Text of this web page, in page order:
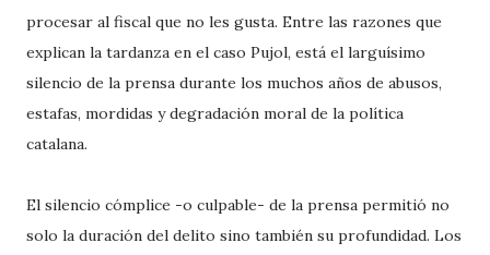
procesar al fiscal que no les gusta. Entre las razones que
explican la tardanza en el caso Pujol, está el larguísimo
silencio de la prensa durante los muchos años de abusos,
estafas, mordidas y degradación moral de la política
catalana.
El silencio cómplice -o culpable- de la prensa permitió no
solo la duración del delito sino también su profundidad. Los